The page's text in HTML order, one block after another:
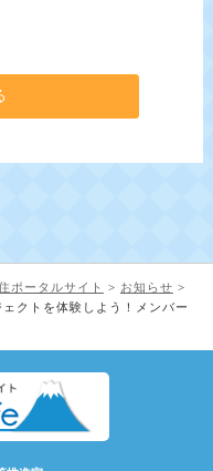
ポータルサイト > お知らせ >
クトを体験しよう！メンバー